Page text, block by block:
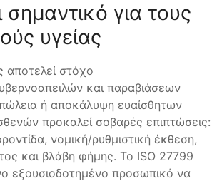
σημαντικό για τους
υγείας
αποτελεί στόχο
και παραβιάσεων
ή αποκάλυψη ευαίσθητων
προκαλεί σοβαρές επιπτώσεις:
νομική/ρυθμιστική έκθεση,
και βλάβη φήμης. Το ISO 27799
εξουσιοδοτημένο προσωπικό να